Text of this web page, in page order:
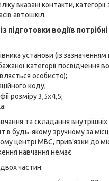
вказані контакти,
автошкіл.
підготовки водіїв потрібні
установи (із зазначенням
категорії посвідчення
особисто);
коду;
розміру 3,5х4,5;
та складання внутрішніх
в будь-якому зручному за
центрі МВС, прив’язки до
навчання немає.
частин: